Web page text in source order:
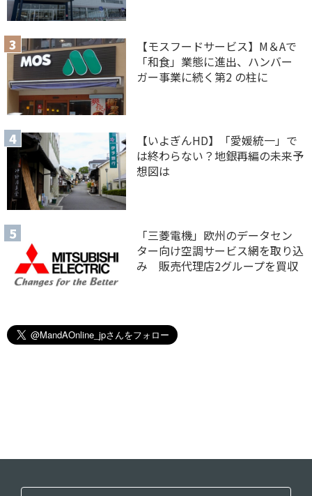
【モスフードサービス】M＆Aで
「和食」業態に進出、ハンバー
ガー事業に続く第2 の柱に
【いよぎんHD】「愛媛統一」で
は終わらない？地銀再編の未来予
想図は
「三菱電機」欧州のデータセン
ター向け空調サービス網を取り込
み 販売代理店2グループを買収